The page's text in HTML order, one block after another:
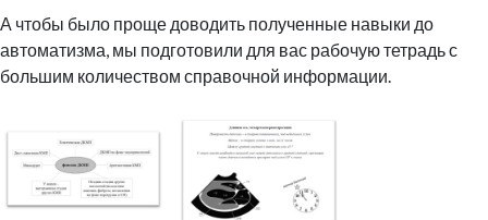
А чтобы было проще доводить полученные навыки до
автоматизма, мы подготовили для вас рабочую тетрадь с
большим количеством справочной информации.